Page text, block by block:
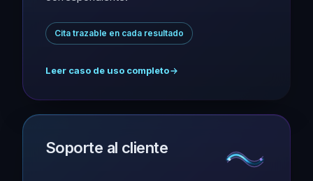
Cita trazable en cada resultado
Leer caso de uso completo
Soporte al cliente